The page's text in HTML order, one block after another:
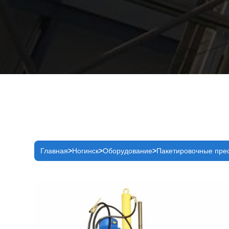
Главная Ногинск Оборудование Пакетировочные